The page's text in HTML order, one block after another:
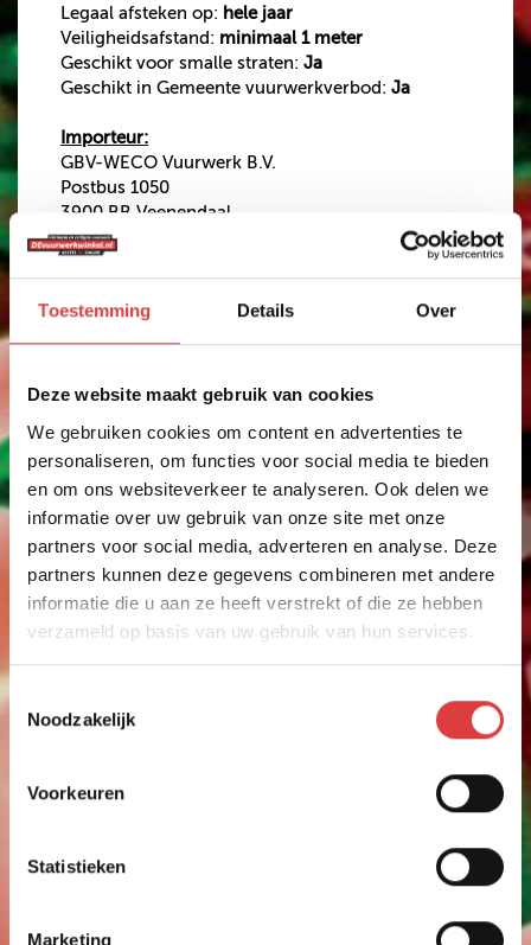
Toestemming Details Over
Deze website maakt gebruik van cookies
We gebruiken cookies om content en advertenties te
personaliseren, om functies voor social media te bieden
en om ons websiteverkeer te analyseren. Ook delen we
informatie over uw gebruik van onze site met onze
partners voor social media, adverteren en analyse. Deze
partners kunnen deze gegevens combineren met andere
informatie die u aan ze heeft verstrekt of die ze hebben
verzameld op basis van uw gebruik van hun services.
Toestemmingsselectie
Noodzakelijk
Voorkeuren
Statistieken
Marketing
INWISSELEN
Legaal afsteken op: hele jaar
Veiligheidsafstand: minimaal 1 meter
Geschikt voor smalle straten: Ja
Geschikt in Gemeente vuurwerkverbod: Ja
Importeur:
GBV-WECO Vuurwerk B.V.
Postbus 1050
3900 BB Veenendaal
The Netherlands
€ 7,99
Effect intensiteit
STERRETJES 30CM
2,50